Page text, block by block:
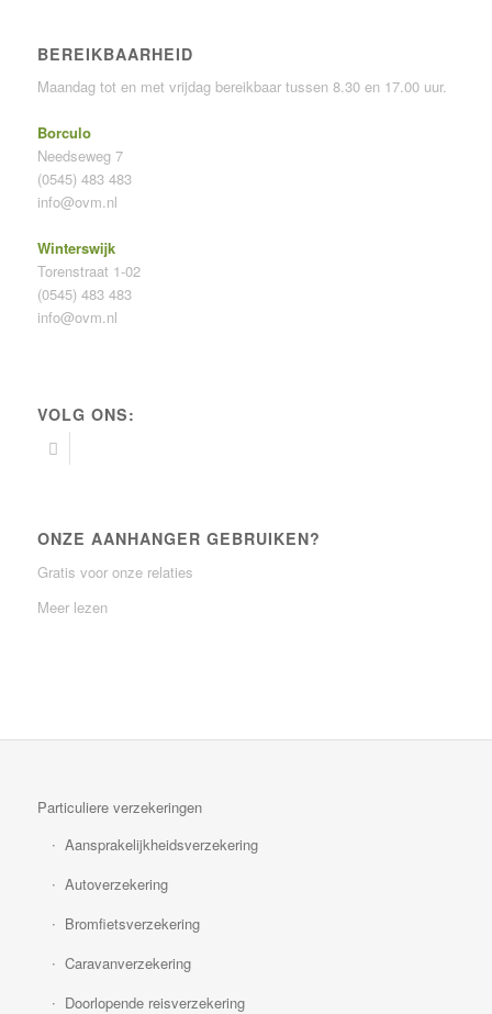
BEREIKBAARHEID
Maandag tot en met vrijdag bereikbaar tussen 8.30 en 17.00 uur.
Borculo
Needseweg 7
(0545) 483 483
info@ovm.nl
Winterswijk
Torenstraat 1-02
(0545) 483 483
info@ovm.nl
VOLG ONS:
ONZE AANHANGER GEBRUIKEN?
Gratis voor onze relaties
Meer lezen
Particuliere verzekeringen
Aansprakelijkheidsverzekering
Autoverzekering
Bromfietsverzekering
Caravanverzekering
Doorlopende reisverzekering